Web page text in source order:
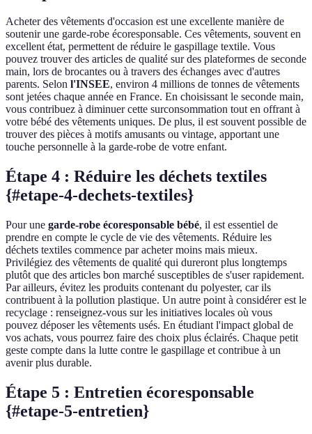
Acheter des vêtements d'occasion est une excellente manière de
soutenir une garde-robe écoresponsable. Ces vêtements, souvent en
excellent état, permettent de réduire le gaspillage textile. Vous
pouvez trouver des articles de qualité sur des plateformes de seconde
main, lors de brocantes ou à travers des échanges avec d'autres
parents. Selon l'INSEE, environ 4 millions de tonnes de vêtements
sont jetées chaque année en France. En choisissant le seconde main,
vous contribuez à diminuer cette surconsommation tout en offrant à
votre bébé des vêtements uniques. De plus, il est souvent possible de
trouver des pièces à motifs amusants ou vintage, apportant une
touche personnelle à la garde-robe de votre enfant.
Étape 4 : Réduire les déchets textiles
{#etape-4-dechets-textiles}
Pour une garde-robe écoresponsable bébé, il est essentiel de
prendre en compte le cycle de vie des vêtements. Réduire les
déchets textiles commence par acheter moins mais mieux.
Privilégiez des vêtements de qualité qui dureront plus longtemps
plutôt que des articles bon marché susceptibles de s'user rapidement.
Par ailleurs, évitez les produits contenant du polyester, car ils
contribuent à la pollution plastique. Un autre point à considérer est le
recyclage : renseignez-vous sur les initiatives locales où vous
pouvez déposer les vêtements usés. En étudiant l'impact global de
vos achats, vous pourrez faire des choix plus éclairés. Chaque petit
geste compte dans la lutte contre le gaspillage et contribue à un
avenir plus durable.
Étape 5 : Entretien écoresponsable
{#etape-5-entretien}